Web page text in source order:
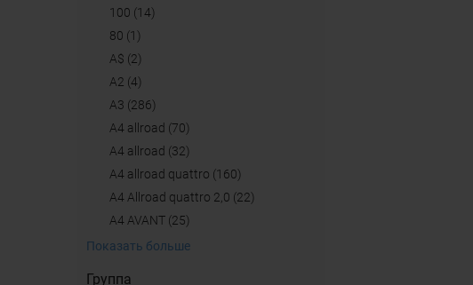
100 (14)
80 (1)
A$ (2)
A2 (4)
A3 (286)
A4 allroad (70)
a4 allroad (32)
A4 allroad quattro (160)
A4 Allroad quattro 2,0 (22)
A4 AVANT (25)
Показать больше
Группа